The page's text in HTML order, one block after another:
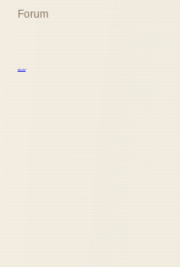
Forum
курс excel